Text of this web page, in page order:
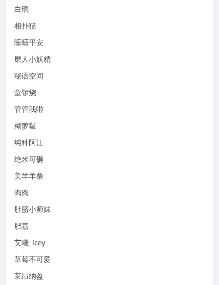
白璃
相扑猫
睡睡平安
磨人小妖精
秘语空间
童锣烧
管管我啦
糊萝啵
纯种阿江
绝米可砸
美羊羊桑
肉肉
肚脐小师妹
肥嘉
艾曦_lcey
草莓不可爱
莱昂纳盈